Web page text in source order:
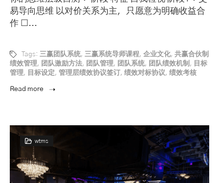
易导向思维 以对价关系为主，只愿意为明确收益合
作 ☐...
Tags: 三赢团队系统, 三赢系统导师课程, 企业文化, 共赢合伙制
绩效管理, 团队激励方法, 团队管理, 团队系统, 团队绩效机制 , 目标
管理, 目标设定, 管理层绩效协议签订, 绩效对标协议, 绩效考核
Read more
wtms